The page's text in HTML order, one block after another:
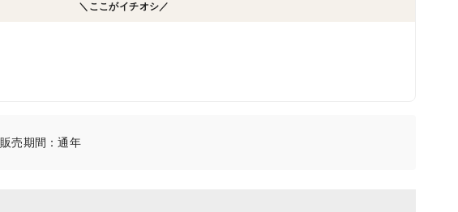
＼ここがイチオシ／
販売期間：通年